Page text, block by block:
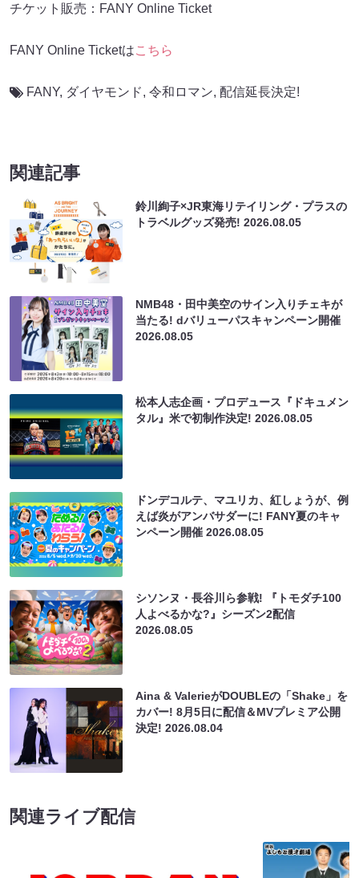
チケット販売：FANY Online Ticket
FANY Online Ticketはこちら
FANY, ダイヤモンド, 令和ロマン, 配信延長決定!
関連記事
鈴川絢子×JR東海リテイリング・プラスの
トラベルグッズ発売!2026.08.05
NMB48・田中美空のサイン入りチェキが
当たる! dバリューパスキャンペーン開催
2026.08.05
松本人志企画・プロデュース『ドキュメン
タル』米で初制作決定!2026.08.05
ドンデコルテ、マユリカ、紅しょうが、例
えば炎がアンバサダーに! FANY夏のキャ
ンペーン開催2026.08.05
シソンヌ・長谷川ら参戦! 『トモダチ100
人よべるかな?』シーズン2配信
2026.08.05
Aina & ValerieがDOUBLEの「Shake」を
カバー! 8月5日に配信＆MVプレミア公開
決定!2026.08.04
関連ライブ配信